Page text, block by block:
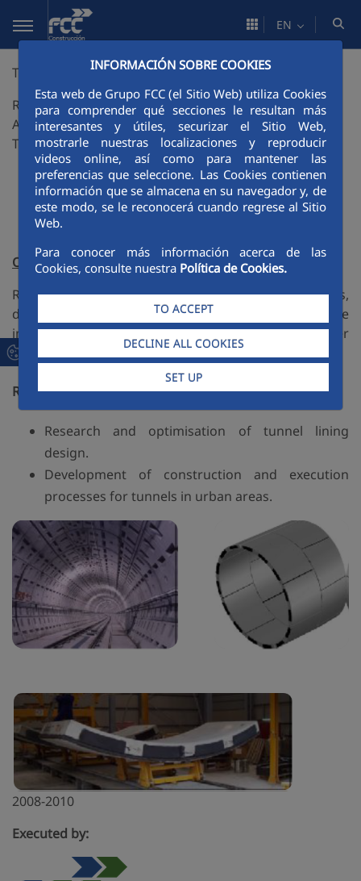
Skip to Main Content
INFORMACIÓN SOBRE COOKIES
Esta web de Grupo FCC (el Sitio Web) utiliza Cookies
para comprender qué secciones le resultan más
interesantes y útiles, securizar el Sitio Web,
mostrarle nuestras localizaciones y reproducir
videos online, así como para mantener las
preferencias que seleccione. Las Cookies contienen
información que se almacena en su navegador y, de
este modo, se le reconocerá cuando regrese al Sitio
Web.
Para conocer más información acerca de las
Cookies, consulte nuestra Política de Cookies.
TO ACCEPT
DECLINE ALL COOKIES
SET UP
EN
TÚNELES URBANOS
RESEARCH ON NEW METHODOLOGIES FOR THE
ANALYSIS, DESIGN AND IMPLEMENTATION OF
TUNNELS IN URBAN AREAS
Objective
Research and development of a new tunnel analysis,
design and execution methodology,
focusing on the
interactions between the machine, lining, soil and filler
mortar.
R&D Actions
Research and optimisation of tunnel lining
design.
Development of construction and execution
processes for tunnels in urban areas.
2008-2010
Executed by: